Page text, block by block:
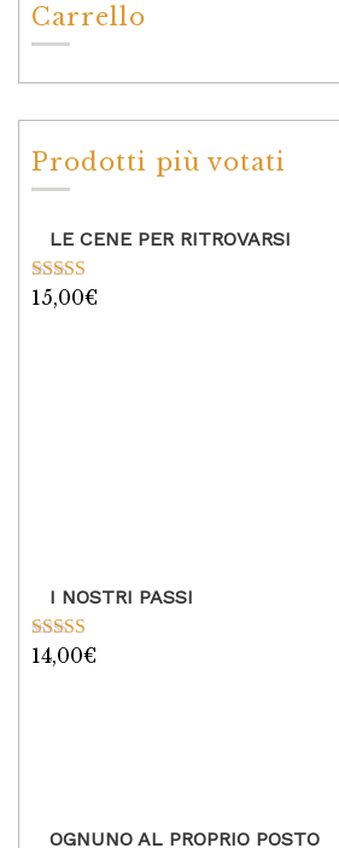
Carrello
Prodotti più votati
LE CENE PER RITROVARSI
Valutato
15,00€
I NOSTRI PASSI
Valutato
14,00€
OGNUNO AL PROPRIO POSTO